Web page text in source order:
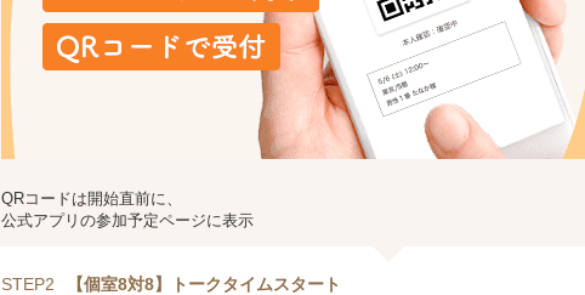
QRコードは開始直前に、
公式アプリの参加予定ページに表示
STEP2 【個室8対8】トークタイムスタート